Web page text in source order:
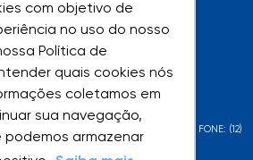
com objetivo de
no uso do nosso
Política de
quais cookies nós
coletamos em
sua navegação,
armazenar
com objetivo de
no uso do nosso
Política de
quais cookies nós
coletamos em
sua navegação,
armazenar
- Todos os direitos reservados
- SÃO JOSÉ DOS CAMPOS - SP - FONE: (12)